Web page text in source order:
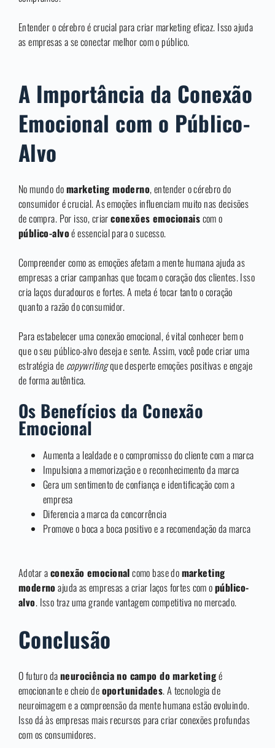
Entender o cérebro é crucial para criar marketing eficaz. Isso ajuda
as empresas a se conectar melhor com o público.
A Importância da Conexão
Emocional com o Público-
Alvo
No mundo domarketing moderno, entender o cérebro do
consumidor é crucial. As emoções influenciam muito nas decisões
de compra. Por isso, criarconexões emocionaiscom o
público-alvoé essencial para o sucesso.
Compreender como as emoções afetam a mente humana ajuda as
empresas a criar campanhas que tocam o coração dos clientes. Isso
cria laços duradouros e fortes. A meta é tocar tanto o coração
quanto a razão do consumidor.
Para estabelecer uma conexão emocional, é vital conhecer bem o
que o seu público-alvo deseja e sente. Assim, você pode criar uma
estratégia de copywritingque desperte emoções positivas e engaje
de forma autêntica.
Os Benefícios da Conexão
Emocional
Aumenta a lealdade e o compromisso do cliente com a marca
Impulsiona a memorização e o reconhecimento da marca
Gera um sentimento de confiança e identificação com a
empresa
Diferencia a marca da concorrência
Promove o boca a boca positivo e a recomendação da marca
Adotar aconexão emocionalcomo base domarketing
modernoajuda as empresas a criar laços fortes com opúblico-
alvo. Isso traz uma grande vantagem competitiva no mercado.
Conclusão
O futuro daneurociência no campo do marketingé
emocionante e cheio deoportunidades. A tecnologia de
neuroimagem e a compreensão da mente humana estão evoluindo.
Isso dá às empresas mais recursos para criar conexões profundas
com os consumidores.